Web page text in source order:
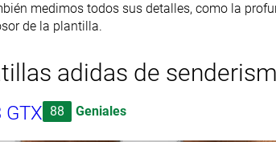
medimos todos sus detalles, como la
de la plantilla.
adidas de
88 Geniales